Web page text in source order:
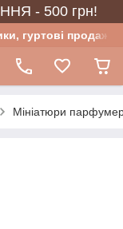
- 500 грн!
гуртові продажі
Мініатюри